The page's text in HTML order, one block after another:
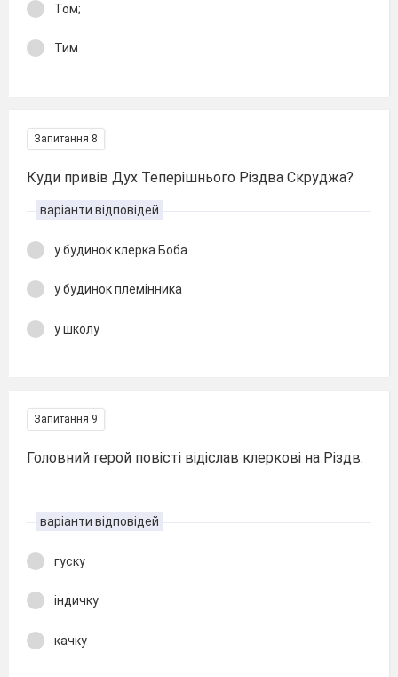
Том;
Тим.
Запитання 8
Куди привів Дух Теперішнього Різдва Скруджа?
варіанти відповідей
у будинок клерка Боба
у будинок племінника
у школу
Запитання 9
Головний герой повісті відіслав клеркові на Різдв:
варіанти відповідей
гуску
індичку
качку